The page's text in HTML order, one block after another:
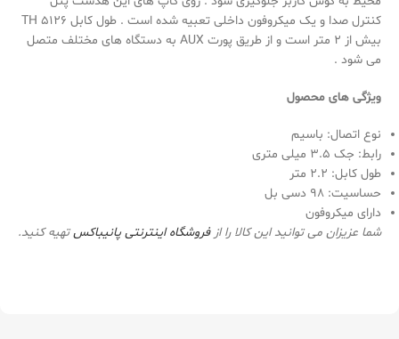
کنترل صدا و یک میکروفون داخلی تعبیه شده است . طول کابل TH 5126
بیش از 2 متر است و از طریق پورت AUX به دستگاه های مختلف متصل
می شود .
ویژگی های محصول
نوع اتصال: باسیم
رابط: جک 3.5 میلی متری
طول کابل: 2.2 متر
حساسیت: 98 دسی بل
دارای میکروفون
شما عزیزان می توانید این کالا را ازفروشگاه اینترنتی پانیباکستهیه کنید.